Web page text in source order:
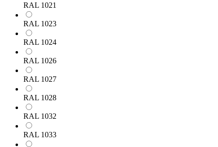
RAL 1021
RAL 1023
RAL 1024
RAL 1026
RAL 1027
RAL 1028
RAL 1032
RAL 1033